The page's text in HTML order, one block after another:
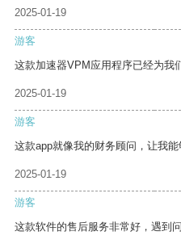
2025-01-19
游客
这款加速器VPM应用程序已经为我
2025-01-19
游客
这款app就像我的财务顾问，让我能
2025-01-19
游客
这款软件的售后服务非常好，遇到